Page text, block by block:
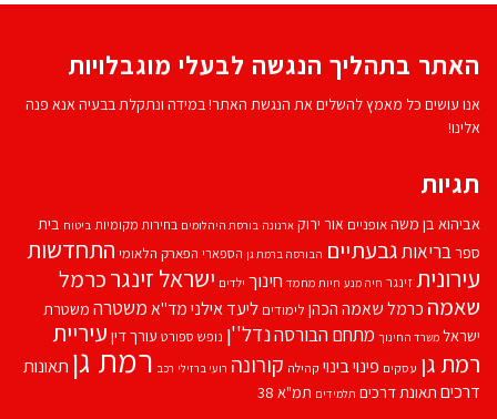
האתר בתהליך הנגשה לבעלי מוגבלויות
אנו עושים כל מאמץ להשלים את הנגשת האתר! במידה ונתקלת בבעיה אנא פנה
אלינו!
תגיות
אביהוא בן משהאופניים אור ירוק ארנונה בורסת היהלומים בחירות מקומיות ביטוח בית
ספרבריאותגבעתיים הבורסה ברמת גן הספארי הפארק הלאומי התחדשות
עירוניתזינגר חיה מנע חיות מחמד חינוך ילדים ישראל זינגרכרמל
שאמה כרמל שאמה הכהן לימודים ליעד אילנימד''אמשטרה משטרת
ישראל משרד החינוך מתחם הבורסהנדל''ן נופש ספורט עורך דין עיריית
רמת גן עסקים פינוי בינוי קהילה קורונה רועי ברזילי רכב רמת גן תאונות
דרכים תאונת דרכים תלמידים תמ"א 38